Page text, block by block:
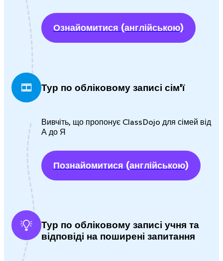
Ознайомитися (англійською)
Тур по обліковому записі сім'ї
Вивчіть, що пропонує ClassDojo для сімей від
А до Я
Познайомитися (англійською)
Тур по обліковому записі учня та
відповіді на поширені запитання